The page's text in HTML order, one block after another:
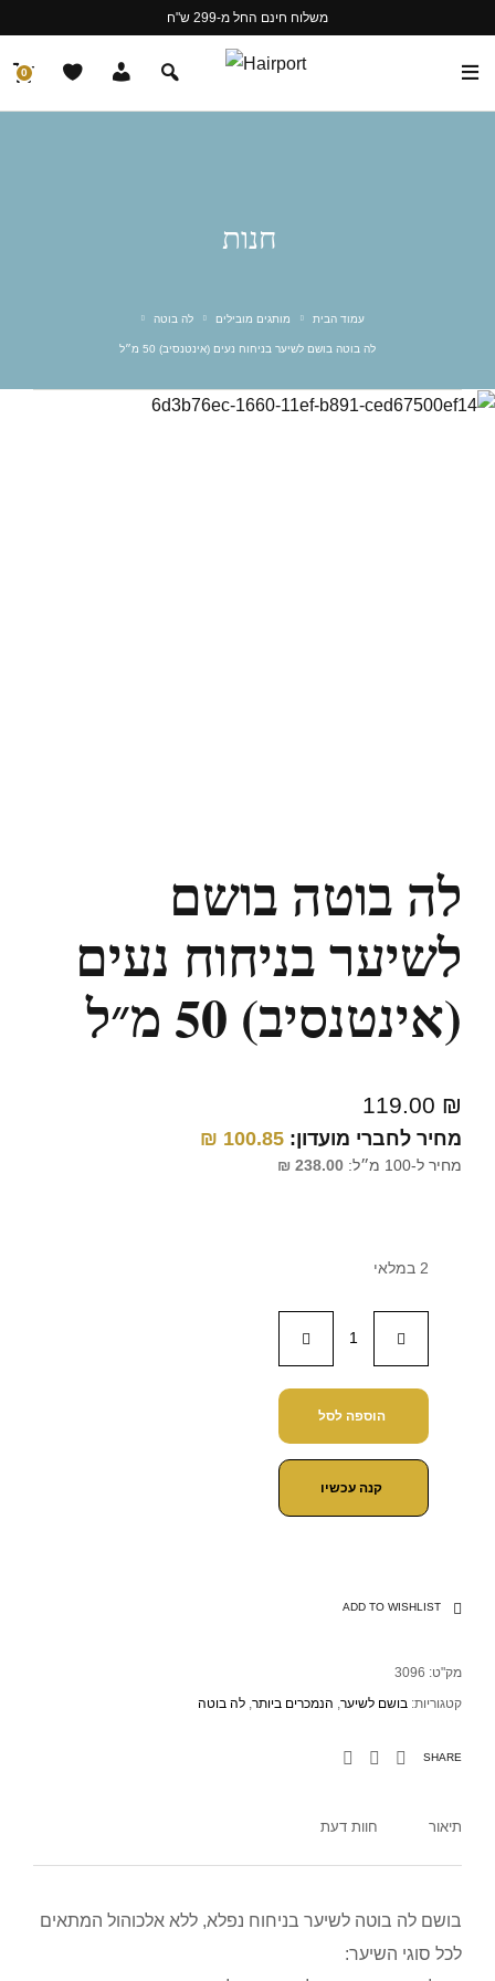
משלוח חינם החל מ-299 ש"ח
0
חנות
עמוד הבית מותגים מובילים לה בוטה
לה בוטה בושם לשיער בניחוח נעים (אינטנסיב) 50 מ״ל
לה בוטה בושם
לשיער בניחוח נעים
(אינטנסיב) 50 מ״ל
119.00 ₪
מחיר לחברי מועדון: 100.85
₪
מחיר ל-100 מ״ל: 238.00
₪
2 במלאי
הוספה לסל
קנה עכשיו
ADD TO WISHLIST
מק"ט: 3096
קטגוריות: בושם לשיער, הנמכרים ביותר, לה בוטה
SHARE
תיאור חוות דעת
בושם לה בוטה לשיער בניחוח נפלא, ללא אלכוהול המתאים
לכל סוגי השיער: